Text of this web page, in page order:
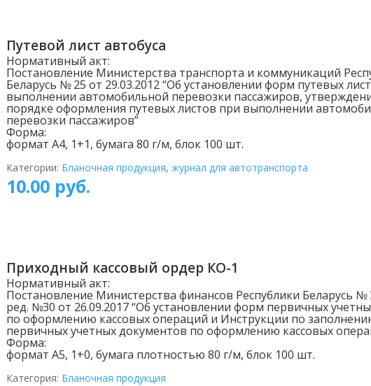
Путевой лист автобуса
Нормативный акт:
Постановление Министерства транспорта и коммуникаций
Беларусь № 25 от 29.03.2012 “Об установлении форм путевых
выполнении автомобильной перевозки пассажиров,
порядке оформления путевых листов при выполнении
перевозки пассажиров”
Форма:
формат А4, 1+1, бумага 80 г/м, блок 100 шт.
Категории: Бланочная продукция, журнал для автотранспорта
10.00руб.
Приходный кассовый ордер КО-1
Нормативный акт:
Постановление Министерства финансов Республики Беларусь №
ред. №30 от 26.09.2017 “Об установлении форм первичных
по оформлению кассовых операций и Инструкции по
первичных учетных документов по оформлению кассовых
Форма:
формат А5, 1+0, бумага плотностью 80 г/м, блок 100 шт.
Категория: Бланочная продукция